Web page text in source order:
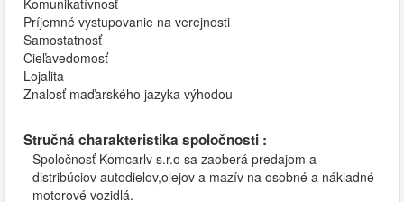
Komunikatívnosť
Príjemné vystupovanie na verejnosti
Samostatnosť
Cieľavedomosť
Lojalita
Znalosť maďarského jazyka výhodou
Stručná charakteristika spoločnosti :
Spoločnosť Komcarlv s.r.o sa zaoberá predajom a
distribúciov autodielov,olejov a mazív na osobné a nákladné
motorové vozidlá.